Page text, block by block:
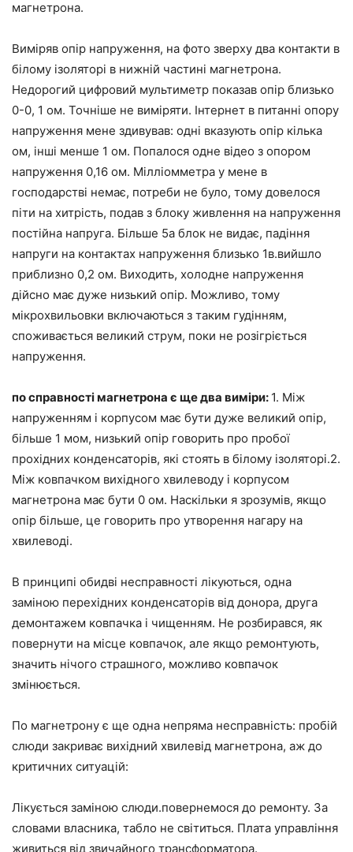
магнетрона.
Виміряв опір напруження, на фото зверху два контакти в
білому ізоляторі в нижній частині магнетрона.
Недорогий цифровий мультиметр показав опір близько
0-0, 1 ом. Точніше не виміряти. Інтернет в питанні опору
напруження мене здивував: одні вказують опір кілька
ом, інші менше 1 ом. Попалося одне відео з опором
напруження 0,16 ом. Мілліомметра у мене в
господарстві немає, потреби не було, тому довелося
піти на хитрість, подав з блоку живлення на напруження
постійна напруга. Більше 5а блок не видає, падіння
напруги на контактах напруження близько 1в.вийшло
приблизно 0,2 ом. Виходить, холодне напруження
дійсно має дуже низький опір. Можливо, тому
мікрохвильовки включаються з таким гудінням,
споживається великий струм, поки не розігріється
напруження.
по справності магнетрона є ще два виміри: 1. Між
напруженням і корпусом має бути дуже великий опір,
більше 1 мом, низький опір говорить про пробої
прохідних конденсаторів, які стоять в білому ізоляторі.2.
Між ковпачком вихідного хвилеводу і корпусом
магнетрона має бути 0 ом. Наскільки я зрозумів, якщо
опір більше, це говорить про утворення нагару на
хвилеводі.
В принципі обидві несправності лікуються, одна
заміною перехідних конденсаторів від донора, друга
демонтажем ковпачка і чищенням. Не розбирався, як
повернути на місце ковпачок, але якщо ремонтують,
значить нічого страшного, можливо ковпачок
змінюється.
По магнетрону є ще одна непряма несправність: пробій
слюди закриває вихідний хвилевід магнетрона, аж до
критичних ситуацій:
Лікується заміною слюди.повернемося до ремонту. За
словами власника, табло не світиться. Плата управління
живиться від звичайного трансформатора.